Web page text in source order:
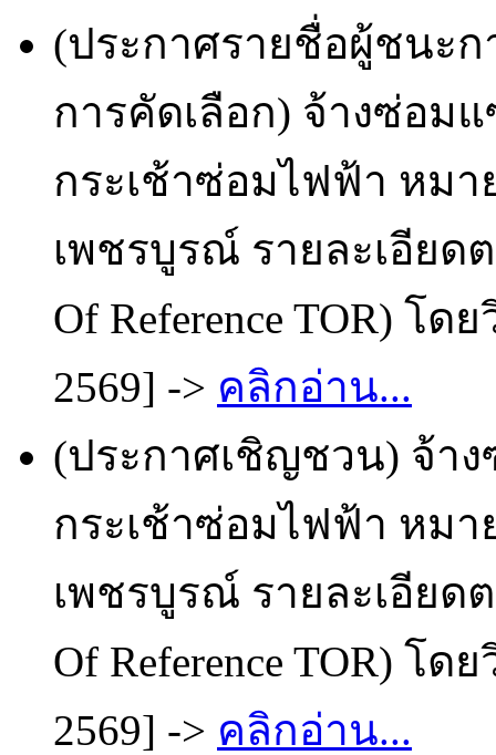
(ประกาศรายชื่อผู้ชนะก
การคัดเลือก) จ้างซ่อม
กระเช้าซ่อมไฟฟ้า หมา
เพชรบูรณ์ รายละเอียด
Of Reference TOR) โด
2569] -> คลิกอ่าน...
(ประกาศเชิญชวน) จ้า
กระเช้าซ่อมไฟฟ้า หมา
เพชรบูรณ์ รายละเอียด
Of Reference TOR) โด
2569] -> คลิกอ่าน...